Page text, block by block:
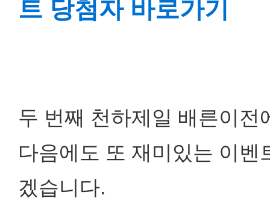
트 당첨자 바로가기
두 번째 천하제일 배른이
다음에도 또 재미있는 이
겠습니다.